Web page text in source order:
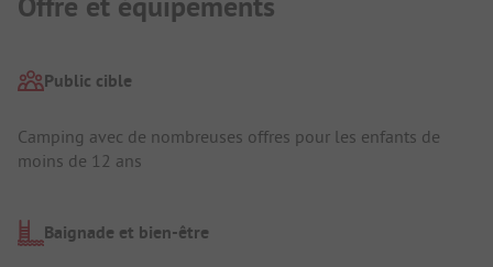
Public cible
Camping avec de nombreuses offres pour les enfants de
moins de 12 ans
Baignade et bien-être